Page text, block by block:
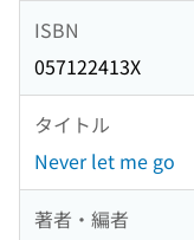
ISBN
057122413X
タイトル
Never let me go
著者・編者